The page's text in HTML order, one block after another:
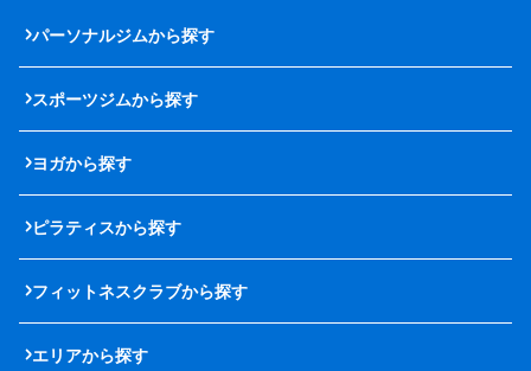
パーソナルジムから探す
スポーツジムから探す
ヨガから探す
ピラティスから探す
フィットネスクラブから探す
エリアから探す